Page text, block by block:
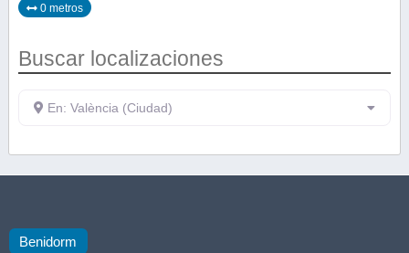
0 metros
Buscar localizaciones
En: València (Ciudad)
Benidorm